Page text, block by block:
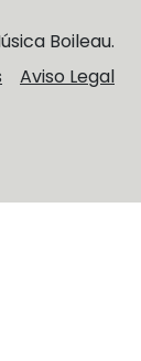
Boileau.
Aviso Legal